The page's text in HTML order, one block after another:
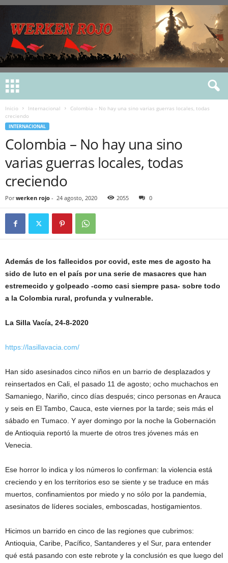
Inicio Internacional
Colombia – No hay una sino varias guerras locales, todas
creciendo
INTERNACIONAL
Colombia – No hay una sino
varias guerras locales, todas
creciendo
Por werken rojo - 24 agosto, 2020 2055 0
Además de los fallecidos por covid, este mes de agosto ha
sido de luto en el país por una serie de masacres que han
estremecido y golpeado -como casi siempre pasa- sobre todo
a la Colombia rural, profunda y vulnerable.
La Silla Vacía, 24-8-2020
https://lasillavacia.com/
Han sido asesinados cinco niños en un barrio de desplazados y
reinsertados en Cali, el pasado 11 de agosto; ocho muchachos en
Samaniego, Nariño, cinco días después; cinco personas en Arauca
y seis en El Tambo, Cauca, este viernes por la tarde; seis más el
sábado en Tumaco. Y ayer domingo por la noche la Gobernación
de Antioquia reportó la muerte de otros tres jóvenes más en
Venecia.
Ese horror lo indica y los números lo confirman: la violencia está
creciendo y en los territorios eso se siente y se traduce en más
muertos, confinamientos por miedo y no sólo por la pandemia,
asesinatos de líderes sociales, emboscadas, hostigamientos.
Hicimos un barrido en cinco de las regiones que cubrimos:
Antioquia, Caribe, Pacífico, Santanderes y el Sur, para entender
qué está pasando con este rebrote y la conclusión es que luego del